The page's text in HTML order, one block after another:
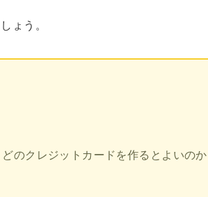
ょう。
のクレジットカードを作るとよいのか